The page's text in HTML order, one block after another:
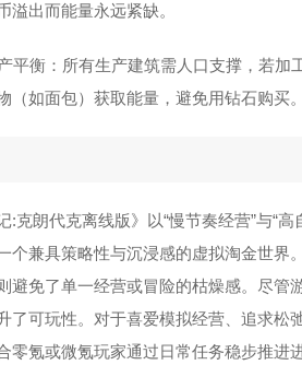
溢出而能量永远紧缺。
平衡：所有生产建筑需人口支撑，若
（如面包）获取能量，避免用钻石购买。
:克朗代克离线版》以“慢节奏经营”与“
个兼具策略性与沉浸感的虚拟淘金世
避免了单一经营或冒险的枯燥感。尽
了可玩性。对于喜爱模拟经营、追求松
零氪或微氪玩家通过日常任务稳步推进